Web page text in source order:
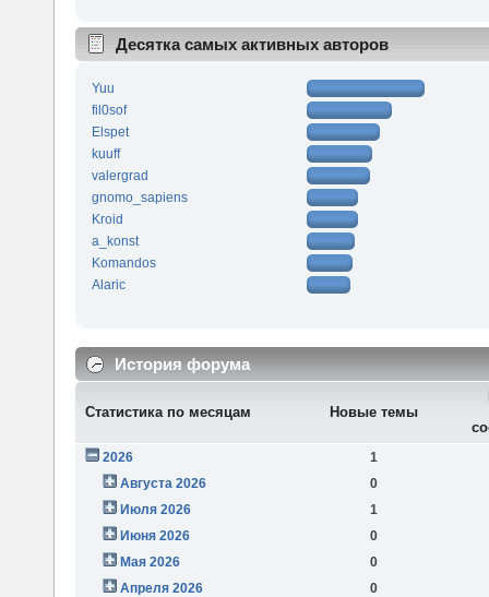
Десятка самых активных авторов
Yuu
fil0sof
Elspet
kuuff
valergrad
gnomo_sapiens
Kroid
a_konst
Komandos
Alaric
История форума
Статистика по месяцам Новые темы
2026
1
Августа 2026
0
Июля 2026
1
Июня 2026
0
Мая 2026
0
Апреля 2026
0